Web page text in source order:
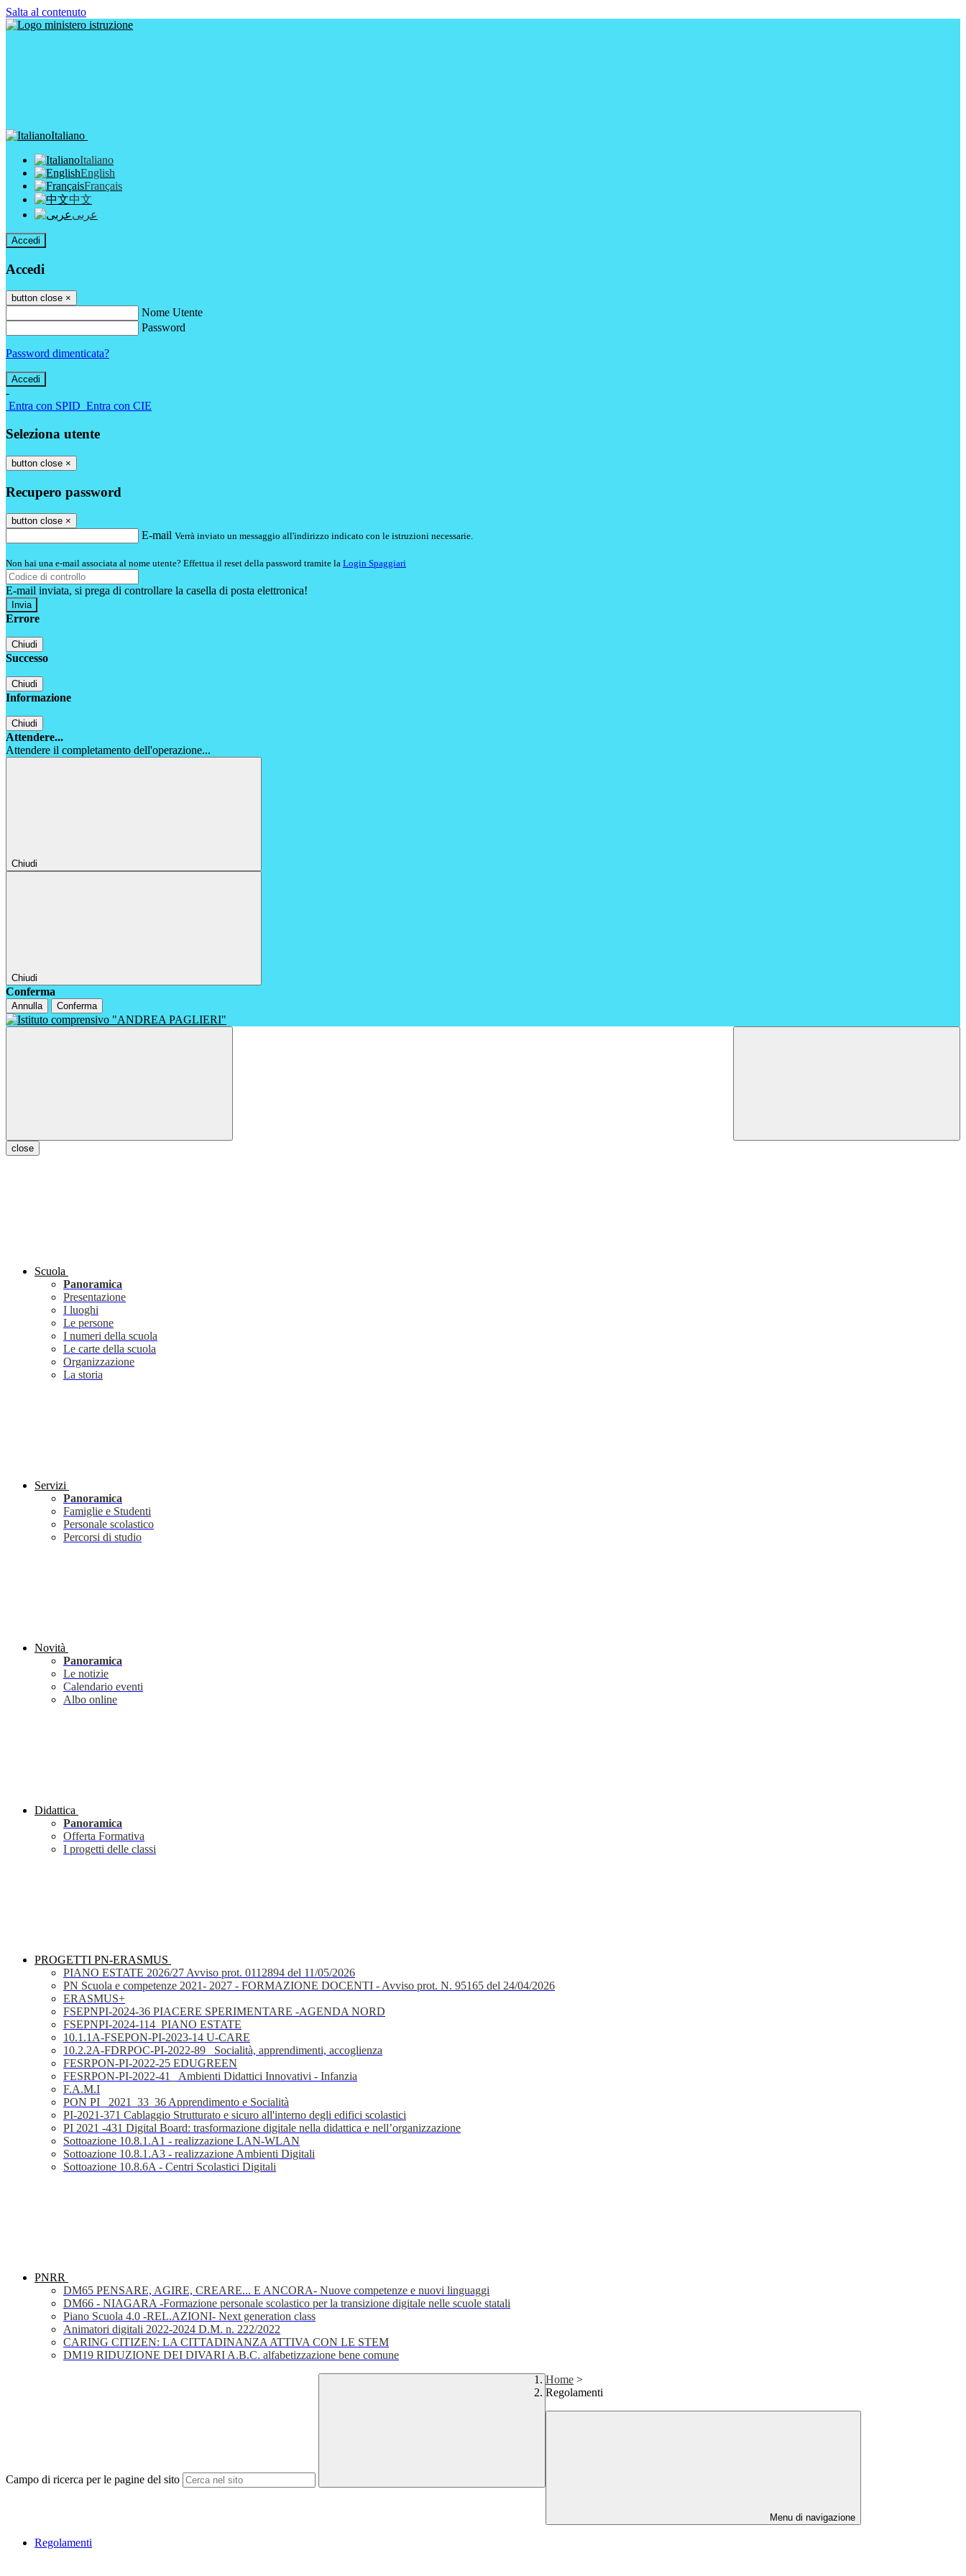
Salta al contenuto
Italiano
Italiano
English
Français
中文
عربى
Accedi
Accedi
button close ×
Nome Utente
Password
Password dimenticata?
-
Entra con SPID Entra con CIE
Seleziona utente
button close ×
Recupero password
button close ×
E-mail Verrà inviato un messaggio all'indirizzo indicato con le istruzioni necessarie.
Non hai una e-mail associata al nome utente? Effettua il reset della password tramite la Login Spaggiari
E-mail inviata, si prega di controllare la casella di posta elettronica!
Errore
Chiudi
Successo
Chiudi
Informazione
Chiudi
Attendere...
Attendere il completamento dell'operazione...
Chiudi
Chiudi
Conferma
Annulla Conferma
close
Scuola
Panoramica
Presentazione
I luoghi
Le persone
I numeri della scuola
Le carte della scuola
Organizzazione
La storia
Servizi
Panoramica
Famiglie e Studenti
Personale scolastico
Percorsi di studio
Novità
Panoramica
Le notizie
Calendario eventi
Albo online
Didattica
Panoramica
Offerta Formativa
I progetti delle classi
PROGETTI PN-ERASMUS
PIANO ESTATE 2026/27 Avviso prot. 0112894 del 11/05/2026
PN Scuola e competenze 2021- 2027 - FORMAZIONE DOCENTI - Avviso prot. N. 95165 del 24/04/2026
ERASMUS+
FSEPNPI-2024-36 PIACERE SPERIMENTARE -AGENDA NORD
FSEPNPI-2024-114_PIANO ESTATE
10.1.1A-FSEPON-PI-2023-14 U-CARE
10.2.2A-FDRPOC-PI-2022-89_ Socialità, apprendimenti, accoglienza
FESRPON-PI-2022-25 EDUGREEN
FESRPON-PI-2022-41_ Ambienti Didattici Innovativi - Infanzia
F.A.M.I
PON PI_ 2021_33_36 Apprendimento e Socialità
PI-2021-371 Cablaggio Strutturato e sicuro all'interno degli edifici scolastici
PI 2021 -431 Digital Board: trasformazione digitale nella didattica e nell’organizzazione
Sottoazione 10.8.1.A1 - realizzazione LAN-WLAN
Sottoazione 10.8.1.A3 - realizzazione Ambienti Digitali
Sottoazione 10.8.6A - Centri Scolastici Digitali
PNRR
DM65 PENSARE, AGIRE, CREARE... E ANCORA- Nuove competenze e nuovi linguaggi
DM66 - NIAGARA -Formazione personale scolastico per la transizione digitale nelle scuole statali
Piano Scuola 4.0 -REL.AZIONI- Next generation class
Animatori digitali 2022-2024 D.M. n. 222/2022
CARING CITIZEN: LA CITTADINANZA ATTIVA CON LE STEM
DM19 RIDUZIONE DEI DIVARI A.B.C. alfabetizzazione bene comune
Campo di ricerca per le pagine del sito
Home >
Regolamenti
Menu di navigazione
Regolamenti